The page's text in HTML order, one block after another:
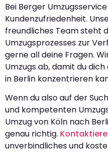
Bei Berger
Kundenzufriedenheit.
freundliches Team steht
Umzugsprozesses zur
gerne all deine Fragen.
Umzugs ab, damit du
in Berlin konzentrieren
Wenn du also auf der
und kompetenten
Umzug von Köln nach
genau richtig.
unverbindliches und